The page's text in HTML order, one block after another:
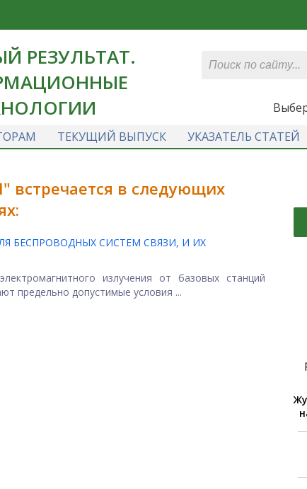
РЕЗУЛЬТАТ.
ТЕКУЩИЙ ВЫПУСК УКАЗАТЕЛЬ СТАТЕЙ
в следующих
БЕСПРОВОДНЫХ СИСТЕМ СВЯЗИ, И ИХ
излучения от базовых станций
предельно допустимые условия ...